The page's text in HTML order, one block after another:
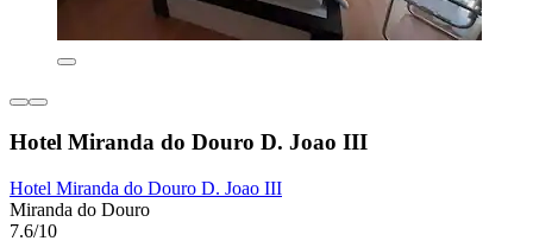
Hotel Miranda do Douro D. Joao III
Hotel Miranda do Douro D. Joao III
Miranda do Douro
7.6/10